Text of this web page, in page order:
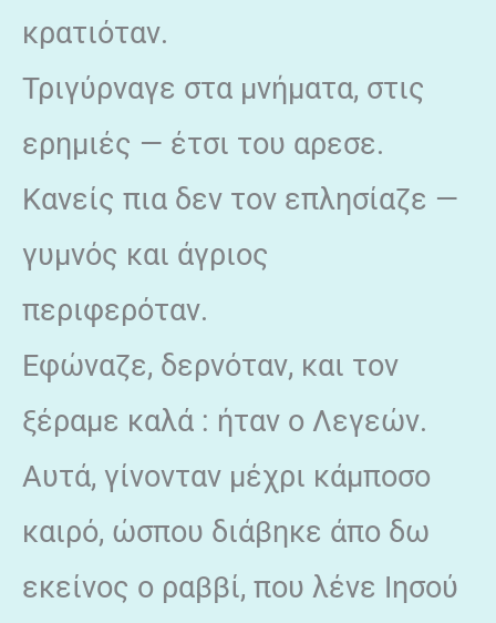
κρατιόταν.
Τριγύρναγε στα μνήματα, στις
ερημιές — έτσι του αρεσε.
Κανείς πια δεν τον επλησίαζε —
γυμνός και άγριος
περιφερόταν.
Εφώναζε, δερνόταν, και τον
ξέραμε καλά : ήταν ο Λεγεών.
Αυτά, γίνονταν μέχρι κάμποσο
καιρό, ώσπου διάβηκε άπο δω
εκείνος ο ραββί, που λένε Ιησού